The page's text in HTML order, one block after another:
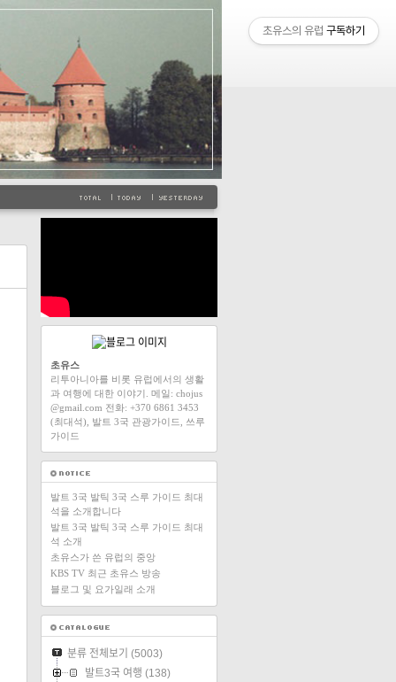
초유스
리투아니아를 비롯 유럽에서의 생활
과 여행에 대한 이야기. 메일: chojus
@gmail.com 전화: +370 6861 3453
(최대석), 발트 3국 관광가이드, 쓰루
가이드
발트 3국 발틱 3국 스루 가이드 최대
석을 소개합니다
발트 3국 발틱 3국 스루 가이드 최대
석 소개
초유스가 쓴 유럽의 중앙
KBS TV 최근 초유스 방송
블로그 및 요가일래 소개
분류 전체보기 (5003)
발트3국 여행 (138)
초유스의 유럽 구독하기